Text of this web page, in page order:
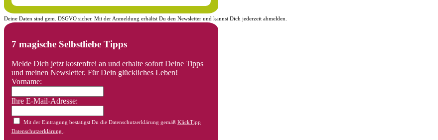
Deine Daten sind gem. DSGVO sicher. Mit der Anmeldung erhältst Du den Newsletter und kannst Dich jederzeit abmelden.
7 magische Selbstliebe Tipps
Melde Dich jetzt kostenfrei an und erhalte sofort Deine Tipps
und meinen Newsletter. Für Dein glückliches Leben!
Vorname:
Ihre E-Mail-Adresse:
Mit der Eintragung bestätigst Du die Datenschutzerklärung gemäß KlickTipp
Datenschutzerklärung